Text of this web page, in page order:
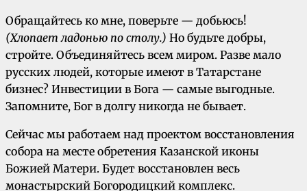
Обращайтесь ко мне, поверьте — добьюсь!
(Хлопает ладонью по столу.) Но будьте добры,
стройте. Объединяйтесь всем миром. Разве мало
русских людей, которые имеют в Татарстане
бизнес? Инвестиции в Бога — самые выгодные.
Запомните, Бог в долгу никогда не бывает.
Сейчас мы работаем над проектом восстановления
собора на месте обретения Казанской иконы
Божией Матери. Будет восстановлен весь
монастырский Богородицкий комплекс.